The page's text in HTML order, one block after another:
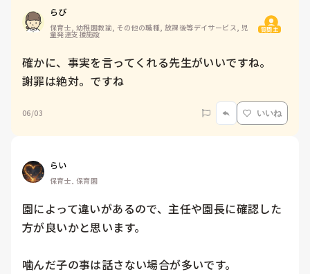
らび
保育士, 幼稚園教諭, その他の職種, 放課後等デイサービス, 児
童発達支援施設 質問主
確かに、事実を言ってくれる先生がいいですね。
謝罪は絶対。ですね
06/03 いいね
らい
保育士, 保育園
園によって違いがあるので、主任や園長に確認した
方が良いかと思います。
噛んだ子の事は話さない場合が多いです。